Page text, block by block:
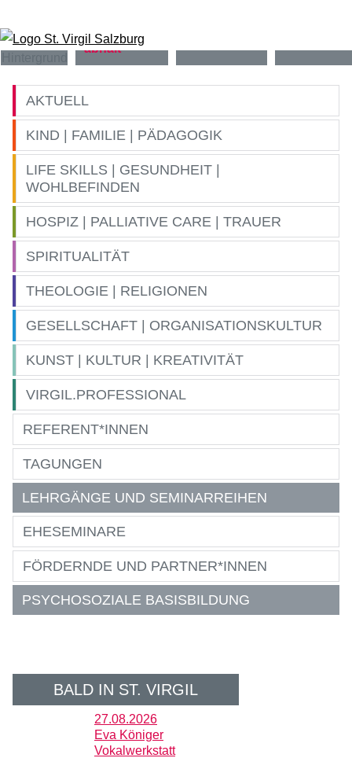
AKTUELL
KIND | FAMILIE | PÄDAGOGIK
LIFE SKILLS | GESUNDHEIT |
WOHLBEFINDEN
HOSPIZ | PALLIATIVE CARE | TRAUER
SPIRITUALITÄT
THEOLOGIE | RELIGIONEN
GESELLSCHAFT | ORGANISATIONSKULTUR
KUNST | KULTUR | KREATIVITÄT
VIRGIL.PROFESSIONAL
REFERENT*INNEN
TAGUNGEN
LEHRGÄNGE UND SEMINARREIHEN
EHESEMINARE
FÖRDERNDE UND PARTNER*INNEN
PSYCHOSOZIALE BASISBILDUNG
BALD IN ST. VIRGIL
27.08.2026
Eva Königer
Vokalwerkstatt